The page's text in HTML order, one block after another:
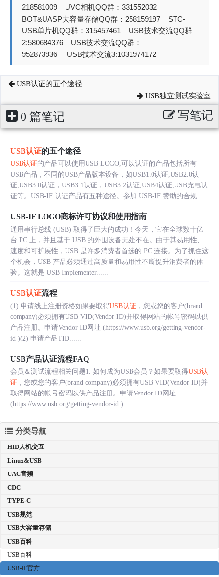
218581009 UVC相机QQ群：331552032
BOT&UASP大容量存储QQ群：258159197 STC-
USB单片机QQ群：315457461 USB技术交流QQ群
2:580684376 USB技术交流QQ群：
952873936 USB技术交流3:1031974172
USB认证的五个途径
USB独立测试实验室
0 篇笔记 写笔记
USB认证的五个途径
USB认证的产品可以使用USB LOGO,可以认证的产品包括所有
USB产品，不同的USB产品版本设备，如USB1.0认证,USB2.0认
证,USB3.0认证，USB3.1认证，USB3.2认证,USB4认证,USB充电认
证等。USB-IF 认证产品有五种途径。参加 USB-IF 赞助的合规......
USB-IF LOGO商标许可协议和使用指南
通用串行总线 (USB) 取得了巨大的成功！今天，它在全球数十亿
台 PC 上，并且基于 USB 的外围设备无处不在。由于其易用性、
速度和可扩展性，USB 是许多消费者首选的 PC 连接。为了抓住这
个机会，USB 产品必须通过高质量和易用性不断提升消费者的体
验。这就是 USB Implementer......
USB认证流程
(1) 申请线上注册资格如果要取得USB认证 ，您或您的客户(brand
company)必须拥有USB VID(Vendor ID)并取得网站的帐号密码以供
产品注册。申请Vendor ID网址 (https://www.usb.org/getting-vendor-
id )(2) 申请产品TID......
USB产品认证流程FAQ
会员＆测试流程相关问题1. 如何成为USB会员？如果要取得USB认
证 ，您或您的客户(brand company)必须拥有USB VID(Vendor ID)并
取得网站的帐号密码以供产品注册。申请Vendor ID网址
(https://www.usb.org/getting-vendor-id )......
分类导航
HID人机交互
Linux&USB
UAC音频
CDC
TYPE-C
USB规范
USB大容量存储
USB百科
USB百科
USB-IF官方